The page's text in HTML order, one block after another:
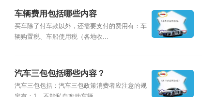
车辆费用包括哪些内容
买车除了付车款以外，还需要支付的费用有：车
辆购置税、车船使用税（各地收...
汽车三包包括哪些内容？
汽车三包包括：汽车三包政策消费者应注意的规